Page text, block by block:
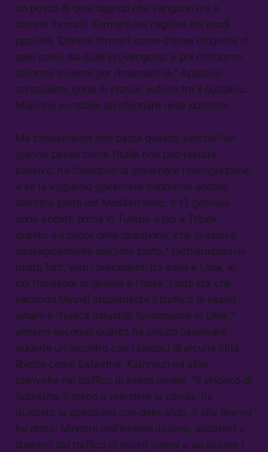
un pezzo di quei ragazzi che vengono qui e
dovete formarli. Formarli nel migliore dei modi
possibili. Dovete formarli come classe dirigente di
quei paesi dai quali provengono: e poi dobbiamo
lavorare insieme per rimandarli là.” Applausi
scroscianti, grida di bravo!, euforia tra il pubblico.
Majorino vorrebbe sprofondare nella poltrona.
Ma chiaramente non basta questo, perché “un
grande paese come l’Italia non può restare
passivo: ha l’obiettivo di governare l’immigrazione,
e se la vogliamo governare dobbiamo andare
dall’altra parte del Mediterraneo. Il 13 gennaio
sono andato prima in Tunisia e poi a Tripoli:
questo è il cuore della questione, che si risolve
strategicamente dall’altra parte.” Dichiarazioni un
molto forti, visti i precedenti tra Italia e Libia, in
cui l’invasore in genere è l’Italia. Fatto sta che
secondo Minniti attualmente il traffico di esseri
umani è “l’unica industria funzionante in Libia,”
almeno secondo quanto ha potuto osservare
durante un incontro con i sindaci di alcune città
libiche come Sabratha, Kathroun ed altre
coinvolte nel traffico di esseri umani. “Il sindaco di
Sabratha, il primo a prendere la parola, ha
illustrato la questione con delle slide. E alla fine mi
ha detto: Ministro dell’Interno italiano, aiutateci a
liberarci dal traffico di esseri umani e ad aiutare i